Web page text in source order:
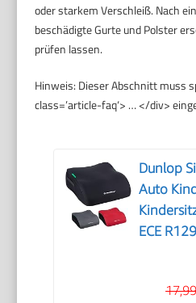
oder starkem Verschleiß. Nach
beschädigte Gurte und Polster
prüfen lassen.
Hinweis: Dieser Abschnitt muss
class=’article-faq‘> … </div>
Dunlop
Auto
ECE
-